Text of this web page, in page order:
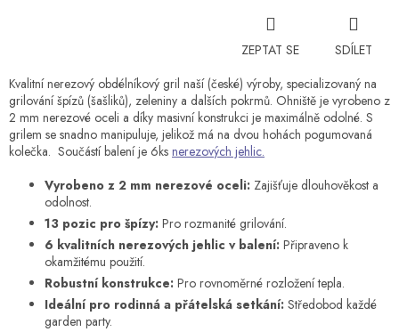
ZEPTAT SE
SDÍLET
Kvalitní nerezový obdélníkový gril naší (české) výroby, specializovaný na
grilování špízů (šašliků), zeleniny a dalších pokrmů. Ohniště je vyrobeno z
2 mm nerezové oceli a díky masivní konstrukci je maximálně odolné. S
grilem se snadno manipuluje, jelikož má na dvou hohách pogumovaná
kolečka. Součástí balení je 6ks nerezových jehlic.
Vyrobeno z 2 mm nerezové oceli: Zajišťuje dlouhověkost a
odolnost.
13 pozic pro špízy: Pro rozmanité grilování.
6 kvalitních nerezových jehlic v balení: Připraveno k
okamžitému použití.
Robustní konstrukce: Pro rovnoměrné rozložení tepla.
Ideální pro rodinná a přátelská setkání: Středobod každé
garden party.